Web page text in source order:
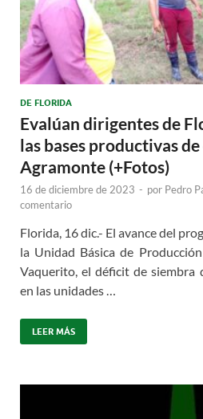
DE FLORIDA
Evalúan dirigentes de
las bases productivas
Agramonte (+Fotos)
16 de diciembre de 2023 - por Pedro
comentario
Florida, 16 dic.- El avance del
la Unidad Básica de
Vaquerito, el déficit de siembra
en las unidades …
LEER MÁS